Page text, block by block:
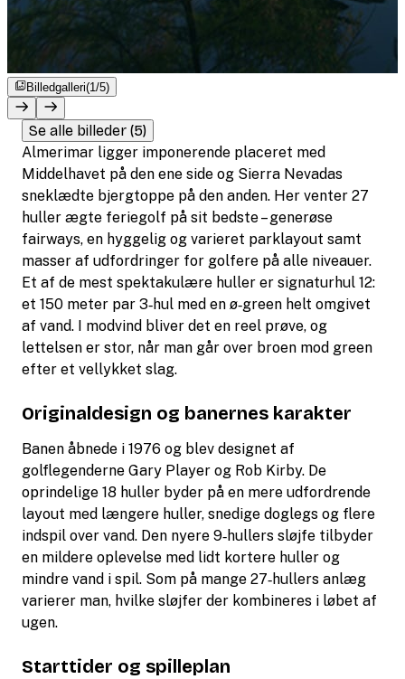
Billedgalleri(1/5)
Se alle billeder (5)
Almerimar ligger imponerende placeret med
Middelhavet på den ene side og Sierra Nevadas
sneklædte bjergtoppe på den anden. Her venter 27
huller ægte feriegolf på sit bedste – generøse
fairways, en hyggelig og varieret parklayout samt
masser af udfordringer for golfere på alle niveauer.
Et af de mest spektakulære huller er signaturhul 12:
et 150 meter par 3‑hul med en ø‑green helt omgivet
af vand. I modvind bliver det en reel prøve, og
lettelsen er stor, når man går over broen mod green
efter et vellykket slag.
Originaldesign og banernes karakter
Banen åbnede i 1976 og blev designet af
golflegenderne Gary Player og Rob Kirby. De
oprindelige 18 huller byder på en mere udfordrende
layout med længere huller, snedige doglegs og flere
indspil over vand. Den nyere 9‑hullers sløjfe tilbyder
en mildere oplevelse med lidt kortere huller og
mindre vand i spil. Som på mange 27‑hullers anlæg
varierer man, hvilke sløjfer der kombineres i løbet af
ugen.
Starttider og spilleplan